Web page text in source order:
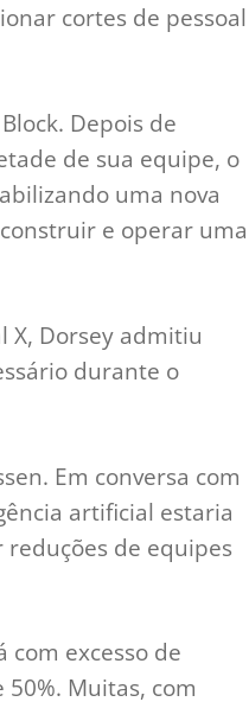
cortes de pessoal
Depois de
de sua equipe, o
uma nova
e operar uma
X, Dorsey admitiu
durante o
Em conversa com
artificial estaria
de equipes
com excesso de
Muitas, com